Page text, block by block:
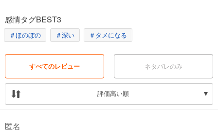
感情タグBEST3
＃ほのぼの ＃深い ＃タメになる
すべてのレビュー ネタバレのみ
評価高い順
匿名